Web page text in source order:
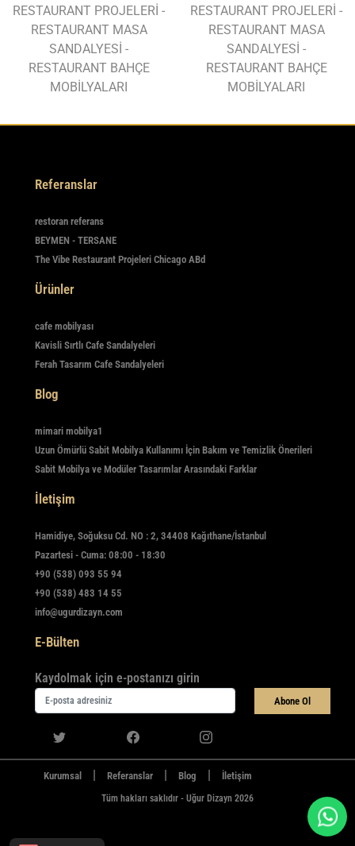
RESTAURANT PROJELERİ -
RESTAURANT MASA
SANDALYESİ -
RESTAURANT BAHÇE
MOBİLYALARI
RESTAURANT PROJELERİ -
RESTAURANT MASA
SANDALYESİ -
RESTAURANT BAHÇE
MOBİLYALARI
Referanslar
restoran referans
BEYMEN - TERSANE
The Vibe Restaurant Projeleri Chicago ABd
Ürünler
cafe mobilyası
Kavisli Sırtlı Cafe Sandalyeleri
Ferah Tasarım Cafe Sandalyeleri
Blog
mimari mobilya1
Uzun Ömürlü Sabit Mobilya Kullanımı İçin Bakım ve Temizlik Önerileri
Sabit Mobilya ve Modüler Tasarımlar Arasındaki Farklar
İletişim
Hamidiye, Soğuksu Cd. NO : 2, 34408 Kağıthane/İstanbul
Pazartesi - Cuma: 08:00 - 18:30
+90 (538) 093 55 94
+90 (538) 483 14 55
info@ugurdizayn.com
E-Bülten
Kaydolmak için e-postanızı girin
Abone Ol
Kurumsal Referanslar Blog İletişim
Tüm hakları saklıdır - Uğur Dizayn 2026